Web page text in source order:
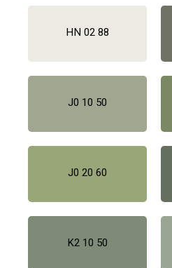
HN 02 88
J0 10 50
J0 20 60
K2 10 50